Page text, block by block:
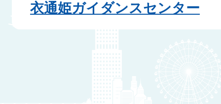
衣通姫ガイダンスセンター